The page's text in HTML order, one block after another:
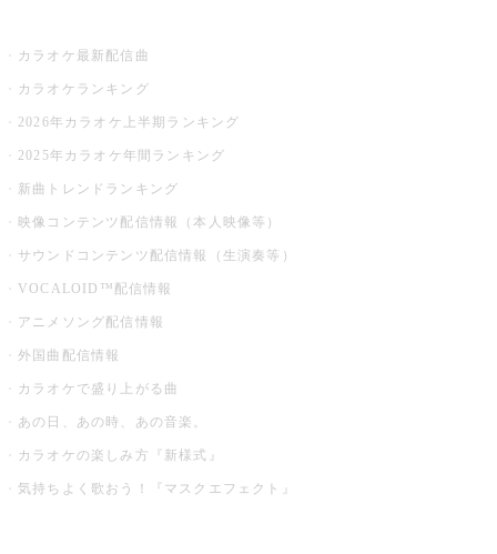
カラオケ最新配信曲
カラオケランキング
2026年カラオケ上半期ランキング
2025年カラオケ年間ランキング
新曲トレンドランキング
映像コンテンツ配信情報（本人映像等）
サウンドコンテンツ配信情報（生演奏等）
VOCALOID™配信情報
アニメソング配信情報
外国曲配信情報
カラオケで盛り上がる曲
あの日、あの時、あの音楽。
カラオケの楽しみ方『新様式』
気持ちよく歌おう！『マスクエフェクト』